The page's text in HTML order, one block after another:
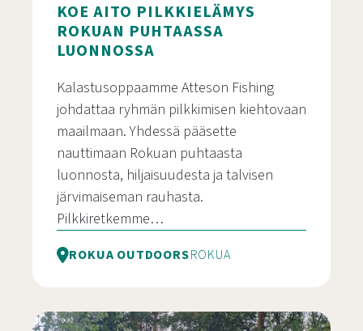
KOE AITO PILKKIELÄMYS
ROKUAN PUHTAASSA
LUONNOSSA
Kalastusoppaamme Atteson Fishing
johdattaa ryhmän pilkkimisen kiehtovaan
maailmaan. Yhdessä pääsette
nauttimaan Rokuan puhtaasta
luonnosta, hiljaisuudesta ja talvisen
järvimaiseman rauhasta.
Pilkkiretkemme…
ROKUA OUTDOORSROKUA